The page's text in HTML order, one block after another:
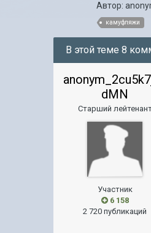
Автор:
камуфляжи
В этой теме 8
dMN
Старший
Участник
6 158
2 720 публикаций